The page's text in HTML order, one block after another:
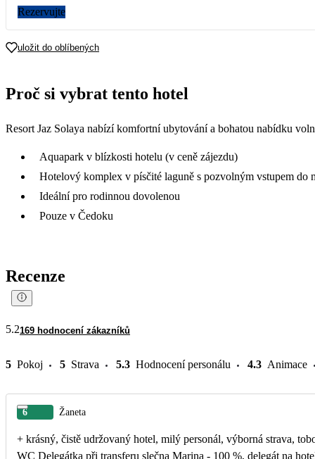
Rezervujte
uložit do oblíbených
Proč si vybrat tento hotel
Resort Jaz Solaya nabízí komfortní ubytování a bohatou nabídku
Aquapark v blízkosti hotelu (v ceně zájezdu)
Hotelový komplex v písčité laguně s pozvolným vstupem do
Ideální pro rodinnou dovolenou
Pouze v Čedoku
Recenze
5.2169 hodnocení zákazníků
5 Pokoj 5 Strava 5.3 Hodnocení personálu 4.3 Animace
6 Žaneta
+ krásný, čistě udržovaný hotel, milý personál, výborná strava,
WC Delegátka při transferu slečna Marina - 100 %, delegát na